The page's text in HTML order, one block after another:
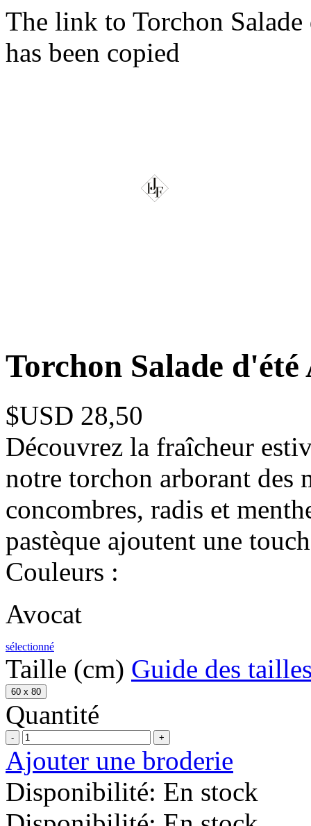
The link to Torchon
has been copied
Torchon Salade
$USD 28,50
Découvrez la fraîcheur
notre torchon arborant des
concombres, radis et
pastèque ajoutent une
Couleurs :
Avocat
sélectionné
Taille (cm) Guide des
60 x 80
Quantité
- +
Ajouter une broderie
Disponibilité: En stock